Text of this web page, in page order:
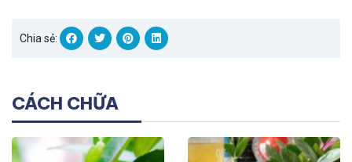
Chia sẻ:
CÁCH CHỮA